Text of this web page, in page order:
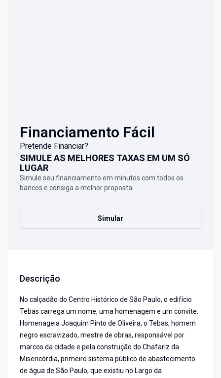
Financiamento Fácil
Pretende Financiar?
SIMULE AS MELHORES TAXAS EM UM SÓ
LUGAR
Simule seu financiamento em minutos com todos os
bancos e consiga a melhor proposta.
Simular
Descrição
No calçadão do Centro Histórico de São Paulo, o edifício
Tebas carrega um nome, uma homenagem e um convite.
Homenageia Joaquim Pinto de Oliveira, o Tebas, homem
negro escravizado, mestre de obras, responsável por
marcos da cidade e pela construção do Chafariz da
Misericórdia, primeiro sistema público de abastecimento
de água de São Paulo, que existiu no Largo da